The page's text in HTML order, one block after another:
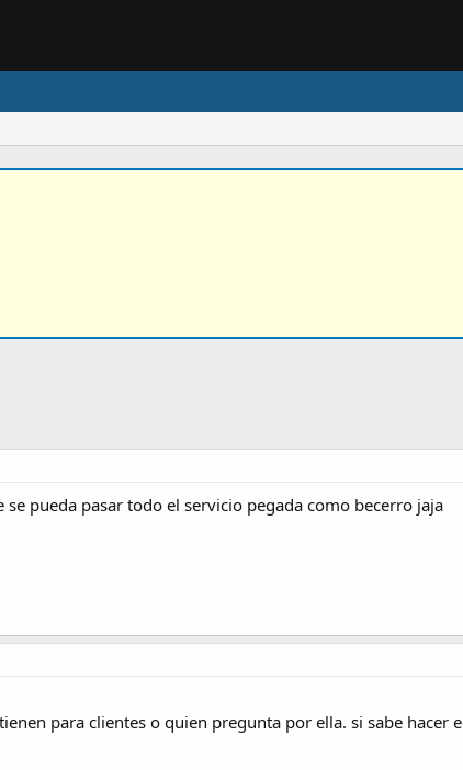
pueda pasar todo el servicio pegada como becerro jaja
para clientes o quien pregunta por ella. si sabe